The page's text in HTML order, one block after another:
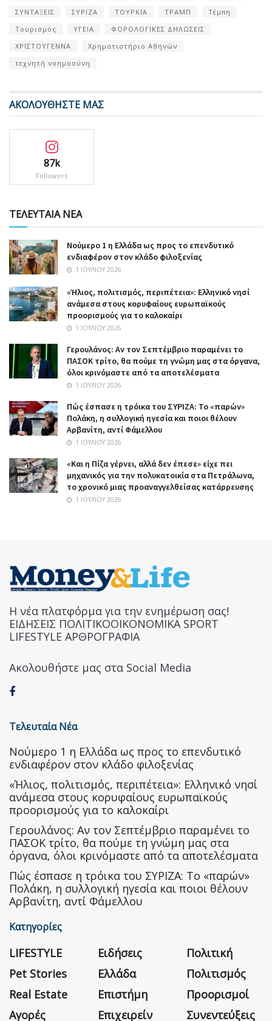
ΣΥΝΤΑΞΕΙΣ
ΣΥΡΙΖΑ ΤΟΥΡΚΙΑ ΤΡΑΜΠ
Τέμπη
Τουρισμός
ΥΓΕΙΑ
ΦΟΡΟΛΟΓΙΚΕΣ ΔΗΛΩΣΕΙΣ
ΧΡΙΣΤΟΥΓΕΝΝΑ
Χρηματιστήριο Αθηνών
τεχνητή νοημοσύνη
ΑΚΟΛΟΥΘΗΣΤΕ ΜΑΣ
87k
Followers
ΤΕΛΕΥΤΑΙΑ ΝΕΑ
Nούμερο 1 η Ελλάδα ως προς το επενδυτικό
ενδιαφέρον στον κλάδο φιλοξενίας
1 ΙΟΥΛΊΟΥ 2026
«Ήλιος, πολιτισμός, περιπέτεια»: Ελληνικό νησί
ανάμεσα στους κορυφαίους ευρωπαϊκούς
προορισμούς για το καλοκαίρι
1 ΙΟΥΛΊΟΥ 2026
Γερουλάνος: Αν τον Σεπτέμβριο παραμένει το
ΠΑΣΟΚ τρίτο, θα πούμε τη γνώμη μας στα όργανα,
όλοι κρινόμαστε από τα αποτελέσματα
1 ΙΟΥΛΊΟΥ 2026
Πώς έσπασε η τρόικα του ΣΥΡΙΖΑ: Το «παρών»
Πολάκη, η συλλογική ηγεσία και ποιοι θέλουν
Αρβανίτη, αντί Φάμελλου
1 ΙΟΥΛΊΟΥ 2026
«Και η Πίζα γέρνει, αλλά δεν έπεσε» είχε πει
μηχανικός για την πολυκατοικία στα Πετράλωνα,
το χρονικό μιας προαναγγελθείσας κατάρρευσης
1 ΙΟΥΛΊΟΥ 2026
Η νέα πλατφόρμα για την ενημέρωση σας!
ΕΙΔΗΣΕΙΣ ΠΟΛΙΤΙΚΟΟΙΚΟΝΟΜΙΚΑ SPORT
LIFESTYLE ΑΡΘΡΟΓΡΑΦΙΑ
Ακολουθήστε μας στα Social Media
Τελευταία Νέα
Nούμερο 1 η Ελλάδα ως προς το επενδυτικό
ενδιαφέρον στον κλάδο φιλοξενίας
«Ήλιος, πολιτισμός, περιπέτεια»: Ελληνικό νησί
ανάμεσα στους κορυφαίους ευρωπαϊκούς
προορισμούς για το καλοκαίρι
Γερουλάνος: Αν τον Σεπτέμβριο παραμένει το
ΠΑΣΟΚ τρίτο, θα πούμε τη γνώμη μας στα
όργανα, όλοι κρινόμαστε από τα αποτελέσματα
Πώς έσπασε η τρόικα του ΣΥΡΙΖΑ: Το «παρών»
Πολάκη, η συλλογική ηγεσία και ποιοι θέλουν
Αρβανίτη, αντί Φάμελλου
Κατηγορίες
LIFESTYLE
Pet Stories
Real Estate
Αγορές
Ειδήσεις
Ελλάδα
Επιστήμη
Επιχειρείν
Πολιτική
Πολιτισμός
Προορισμοί
Συνεντεύξεις